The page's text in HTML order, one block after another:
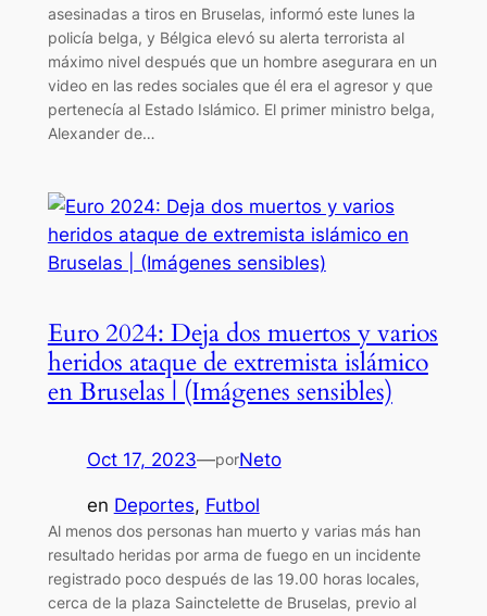
asesinadas a tiros en Bruselas, informó este lunes la
policía belga, y Bélgica elevó su alerta terrorista al
máximo nivel después que un hombre asegurara en un
video en las redes sociales que él era el agresor y que
pertenecía al Estado Islámico. El primer ministro belga,
Alexander de…
Euro 2024: Deja dos muertos y varios
heridos ataque de extremista islámico
en Bruselas | (Imágenes sensibles)
Oct 17, 2023—porNeto
en Deportes, Futbol
Al menos dos personas han muerto y varias más han
resultado heridas por arma de fuego en un incidente
registrado poco después de las 19.00 horas locales,
cerca de la plaza Sainctelette de Bruselas, previo al